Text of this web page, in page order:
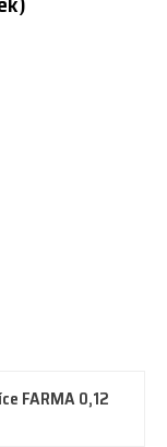
FARMA 0,12